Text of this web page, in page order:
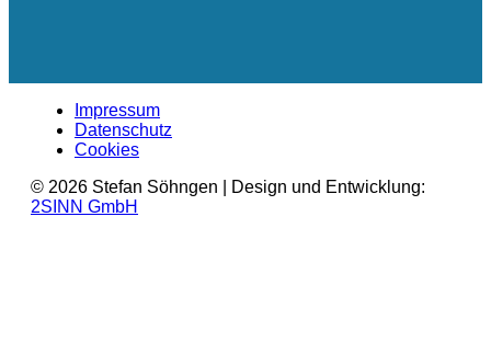
Impressum
Datenschutz
Cookies
© 2026 Stefan Söhngen | Design und Entwicklung:
2SINN GmbH